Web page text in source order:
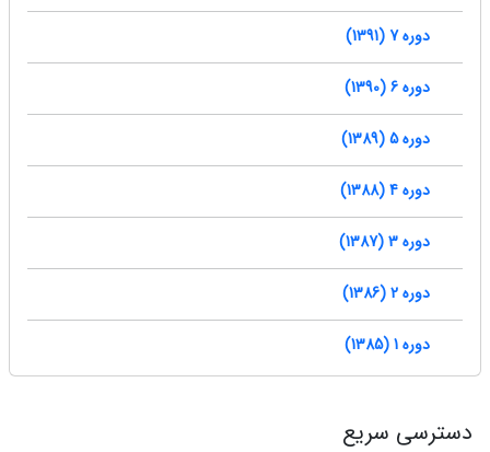
دوره 7 (1391)
دوره 6 (1390)
دوره 5 (1389)
دوره 4 (1388)
دوره 3 (1387)
دوره 2 (1386)
دوره 1 (1385)
دسترسی سریع